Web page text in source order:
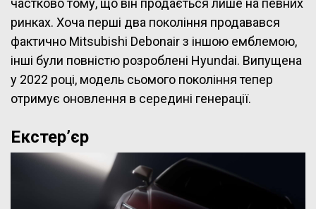
частково тому, що він продається лише на певних
ринках. Хоча перші два покоління продавався
фактично Mitsubishi Debonair з іншою емблемою,
інші були повністю розроблені Hyundai. Випущена
у 2022 році, модель сьомого покоління тепер
отримує оновлення в середині генерації.
Екстер’єр